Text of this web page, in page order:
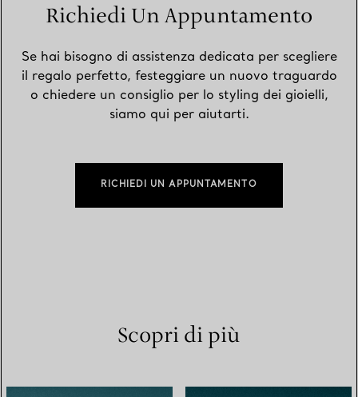
Richiedi Un Appuntamento
Se hai bisogno di assistenza dedicata per scegliere
il regalo perfetto, festeggiare un nuovo traguardo
o chiedere un consiglio per lo styling dei gioielli,
siamo qui per aiutarti.
RICHIEDI UN APPUNTAMENTO
Scopri di più